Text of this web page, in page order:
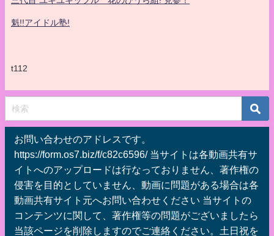
魁!!アイドル塾!
t112
お問い合わせのアドレスです。
https://form.os7.biz/f/c82c6596/ 当サイトは各動画共有サ
イトへのアップロードは行なっておりません、著作権の
侵害を目的としていません、動画に問題がある場合は各
動画共有サイト元へお問い合わせください 当サイトの
コンテンツに関して、著作権等の問題がございましたら
当該ページを削除しますのでご連絡ください。土日祝を